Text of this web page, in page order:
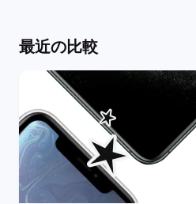
最近の比較